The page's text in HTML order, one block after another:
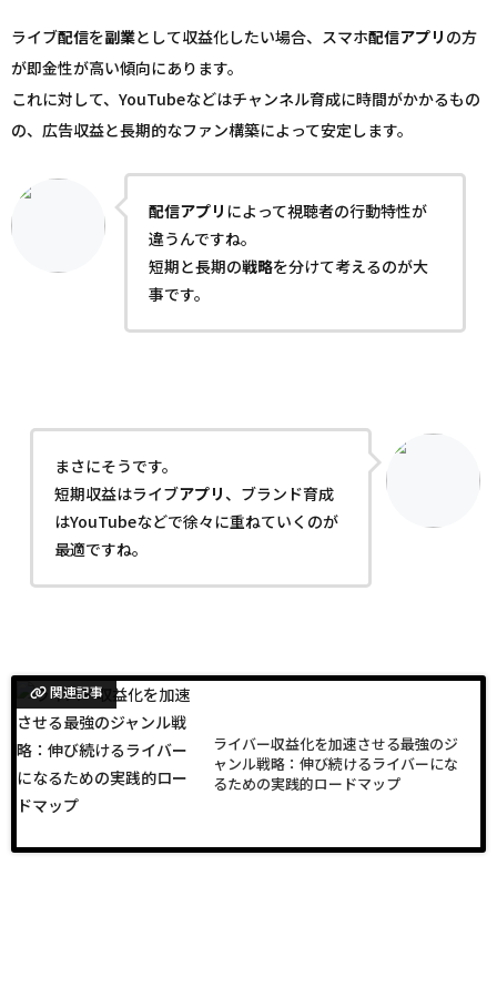
ライブ配信を副業として収益化したい場合、スマホ配信アプリ の方
が即金性が高い傾向にあります。
これに対して、YouTubeなどはチャンネル育成に時間がかかるもの
の、広告収益と長期的なファン構築によって安定します。
配信アプリ によって視聴者の行動特性が
違うんですね。
短期と長期の戦略を分けて考えるのが大
事です。
まさにそうです。
短期収益はライブアプリ、ブランド育成
はYouTubeなどで徐々に重ねていくのが
最適ですね。
関連記事
ライバー収益化を加速させる最強のジ
ャンル戦略：伸び続けるライバーにな
るための実践的ロードマップ